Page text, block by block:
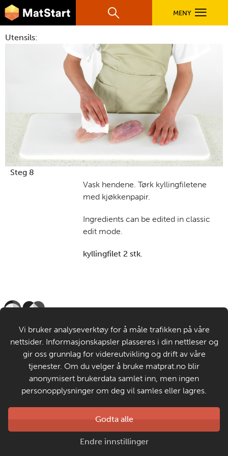
Hopp til hovedinnhold
hovednavigasjonsmobilversjon
MatStart
Søk MENY
OPPSKRIFTER
FØR DU STARTER
LÆR MER
TIL DE VOKSNE
Utensils:
Steg 8
Vask hendene. Tørk kyllingfiletene
med kjøkkenpapir.
Ingredients can be edited in classic
edit mode.
kyllingfilet 2 stk.
Om MatStart
Kontakt oss
Personvern og informasjonskapsler
Laget av
Matprat
Vi bruker analyseverktøy for å måle trafikken på våre
nettsider. Informasjonskapsler plasseres i din nettleser og
gir oss grunnlag for videreutvikling og drift av våre
tjenester. Om du velger å bruke matprat.no blir
anonymisert brukerdata samlet inn, men ingen
personopplysninger om deg vil samles eller lagres.
Godta alle
Endre innstillinger